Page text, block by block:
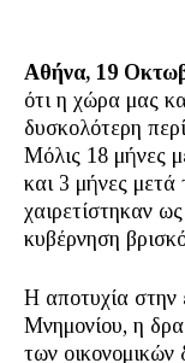
Αθήνα, 19
ότι η χώρα μας
δυσκολότερη
Μόλις 18 μήνες
και 3 μήνες μετά
χαιρετίστηκαν
κυβέρνηση
Η αποτυχία
Μνημονίου, η
των οικονομικών